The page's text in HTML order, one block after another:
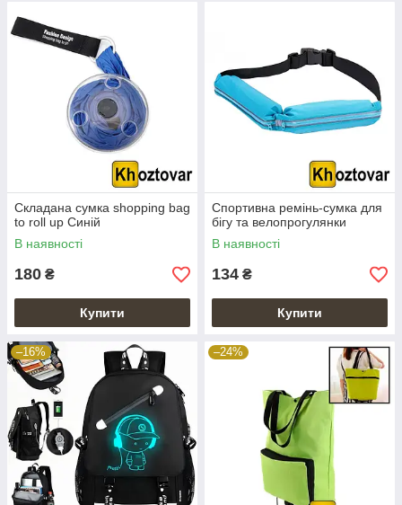
Складана сумка shopping bag
to roll up Синій
В наявності
180 ₴
Купити
Спортивна ремінь-сумка для
бігу та велопрогулянки
В наявності
134 ₴
Купити
–16% –24%